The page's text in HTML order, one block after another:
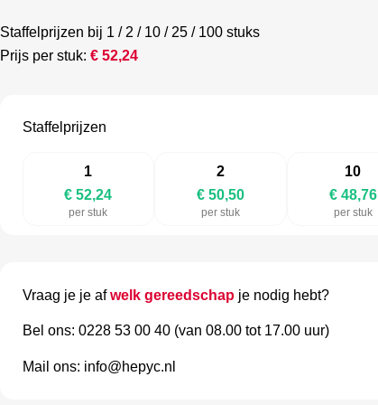
Staffelprijzen bij 1 / 2 / 10 / 25 / 100 stuks
Prijs per stuk: € 52,24
Staffelprijzen
1
€ 52,24
per stuk
2
€ 50,50
per stuk
10
€ 48,76
per stuk
Vraag je je afwelk gereedschapje nodig hebt?
Bel ons: 0228 53 00 40 (van 08.00 tot 17.00 uur)
Mail ons: info@hepyc.nl